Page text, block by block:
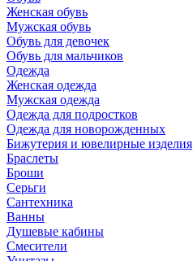
Женская обувь
Мужская обувь
Обувь для девочек
Обувь для мальчиков
Одежда
Женская одежда
Мужская одежда
Одежда для подростков
Одежда для новорожденных
Бижутерия и ювелирные изделия
Браслеты
Броши
Серьги
Сантехника
Ванны
Душевые кабины
Смесители